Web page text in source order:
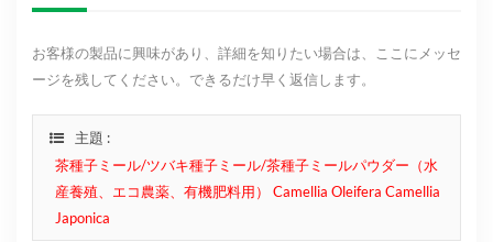
お客様の製品に興味があり、詳細を知りたい場合は、ここにメッセ
ージを残してください。できるだけ早く返信します。
主題 :
茶種子ミール/ツバキ種子ミール/茶種子ミールパウダー（水
産養殖、エコ農薬、有機肥料用） Camellia Oleifera Camellia
Japonica